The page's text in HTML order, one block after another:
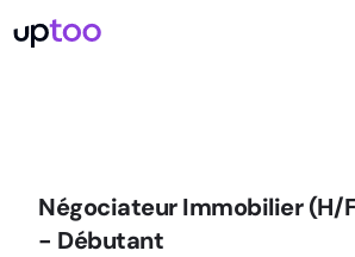
Négociateur Immobilier (H/
- Débutant